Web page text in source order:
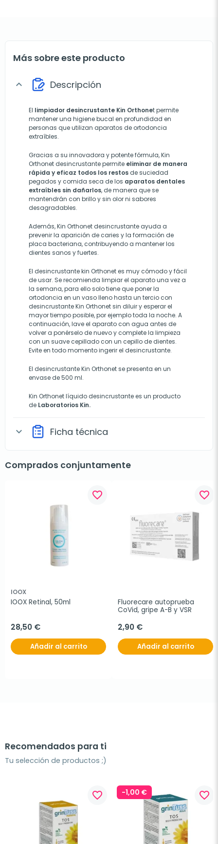
Más sobre este producto
expand_more Descripción
El limpiador desincrustante Kin Orthonet permite
mantener una higiene bucal en profundidad en
personas que utilizan aparatos de ortodoncia
extraíbles.
Gracias a su innovadora y potente fórmula, Kin
Orthonet desincrustante permite eliminar de manera
rápida y eficaz todos los restos de suciedad
pegados y comida seca de los aparatos dentales
extraíbles sin dañarlos, de manera que se
mantendrán con brillo y sin olor ni sabores
desagradables.
Además, Kin Orthonet desincrustante ayuda a
prevenir la aparición de caries y la formación de
placa bacteriana, contribuyendo a mantener los
dientes sanos y fuertes.
El desincrustante kin Orthonet es muy cómodo y fácil
de usar. Se recomienda limpiar el aparato una vez a
la semana, para ello solo tiene que poner la
ortodoncia en un vaso lleno hasta un tercio con
desincrustante Kin Orthonet sin diluir y esperar el
mayor tiempo posible, por ejemplo toda la noche. A
continuación, lave el aparato con agua antes de
volver a ponérselo de nuevo y complete la limpieza
con un suave cepillado con un cepillo de dientes.
Evite en todo momento ingerir el desincrustante.
El desincrustante Kin Orthonet se presenta en un
envase de 500 ml.
Kin Orthonet líquido desincrustante es un producto
de Laboratorios Kin.
expand_more Ficha técnica
Comprados conjuntamente
favorite_border
IOOX
IOOX Retinal, 50ml
28,50 €
Añadir al carrito
favorite_border
Fluorecare autoprueba
CoVid, gripe A-B y VSR
2,90 €
Añadir al carrito
Recomendados para ti
Tu selección de productos ;)
favorite_border -1,00 € favorite_border